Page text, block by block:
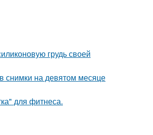
грудь своей
снимки на девятом месяце
для фитнеса.